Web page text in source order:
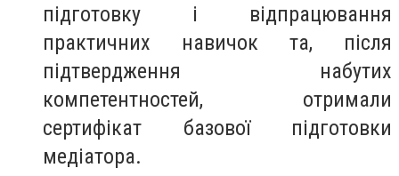
підготовку і відпрацювання
практичних навичок та, після
підтвердження набутих
компетентностей, отримали
сертифікат базової підготовки
медіатора.